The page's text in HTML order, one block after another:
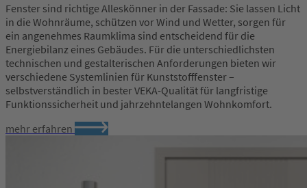
Fenster sind richtige Alleskönner in der Fassade: Sie lassen Licht
in die Wohnräume, schützen vor Wind und Wetter, sorgen für
ein angenehmes Raumklima sind entscheidend für die
Energiebilanz eines Gebäudes. Für die unterschiedlichsten
technischen und gestalterischen Anforderungen bieten wir
verschiedene Systemlinien für Kunststofffenster –
selbstverständlich in bester VEKA-Qualität für langfristige
Funktionssicherheit und jahrzehntelangen Wohnkomfort.
mehr erfahren